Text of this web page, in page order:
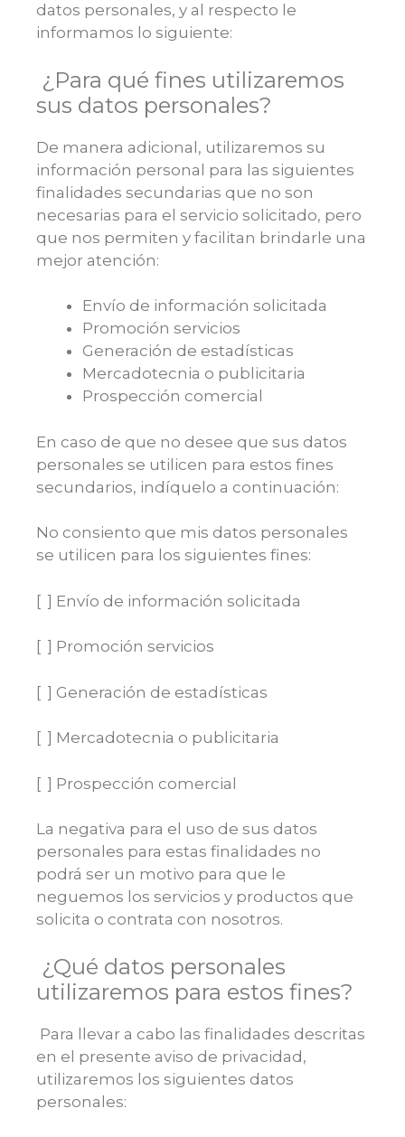
datos personales, y al respecto le
informamos lo siguiente:
¿Para qué fines utilizaremos
sus datos personales?
De manera adicional, utilizaremos su
información personal para las siguientes
finalidades secundarias que no son
necesarias para el servicio solicitado, pero
que nos permiten y facilitan brindarle una
mejor atención:
Envío de información solicitada
Promoción servicios
Generación de estadísticas
Mercadotecnia o publicitaria
Prospección comercial
En caso de que no desee que sus datos
personales se utilicen para estos fines
secundarios, indíquelo a continuación:
No consiento que mis datos personales
se utilicen para los siguientes fines:
[ ] Envío de información solicitada
[ ] Promoción servicios
[ ] Generación de estadísticas
[ ] Mercadotecnia o publicitaria
[ ] Prospección comercial
La negativa para el uso de sus datos
personales para estas finalidades no
podrá ser un motivo para que le
neguemos los servicios y productos que
solicita o contrata con nosotros.
¿Qué datos personales
utilizaremos para estos fines?
Para llevar a cabo las finalidades descritas
en el presente aviso de privacidad,
utilizaremos los siguientes datos
personales: